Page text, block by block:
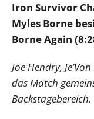
Iron Survivor
Myles Borne
Borne Again
Joe Hendry,
das Match
Backstagebereich.